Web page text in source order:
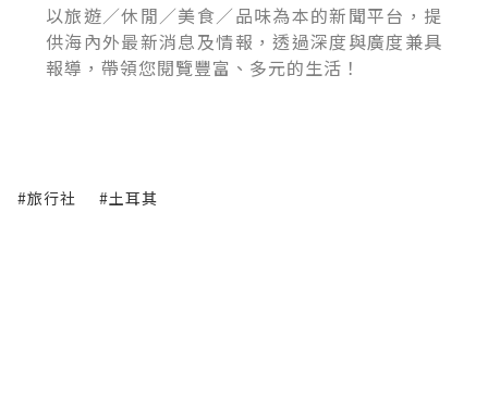
以旅遊／休閒／美食／品味為本的新聞平台，提
供海內外最新消息及情報，透過深度與廣度兼具
報導，帶領您閱覽豐富、多元的生活！
#旅行社 #土耳其